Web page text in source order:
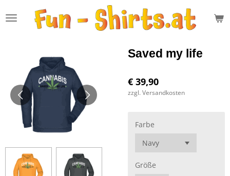
Hauptinhalt
Saved my life
€ 39,90
zzgl. Versandkosten
Farbe
Größe